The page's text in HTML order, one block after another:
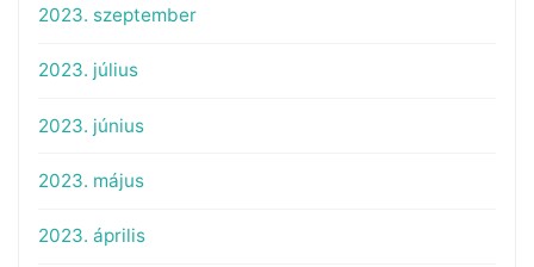
2023. szeptember
2023. július
2023. június
2023. május
2023. április